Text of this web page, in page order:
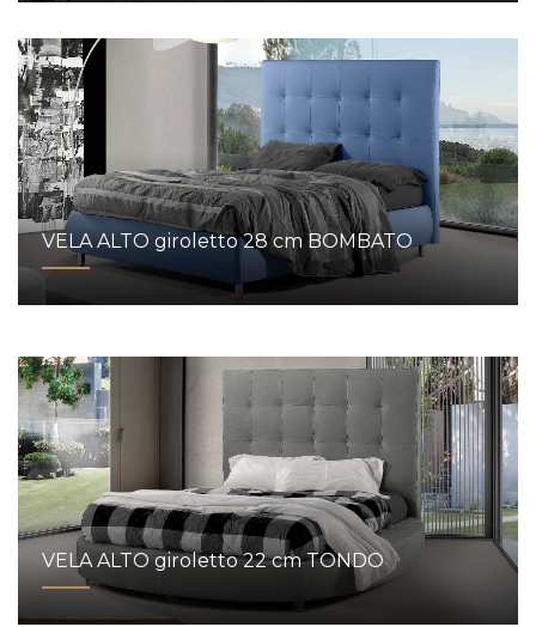
VELA ALTO giroletto 28 cm BOMBATO
VELA ALTO giroletto 22 cm TONDO